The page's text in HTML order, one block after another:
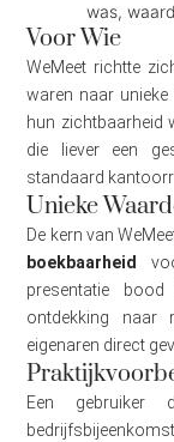
was,
Voor Wie
WeMeet richtte
waren naar
hun zichtbaarheid
die liever een
standaard
Unieke
De kern van
boekbaarheid
presentatie
ontdekking naar
eigenaren direct
Een gebruiker